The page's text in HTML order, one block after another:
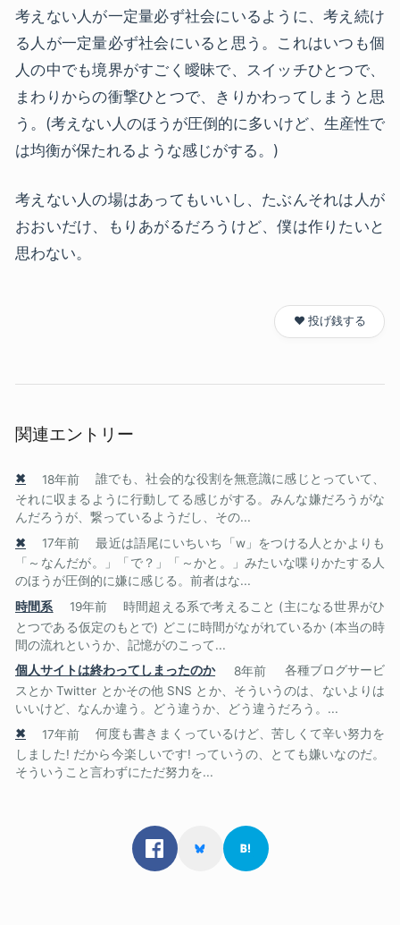
考えない人が一定量必ず社会にいるように、考え続け
る人が一定量必ず社会にいると思う。これはいつも個
人の中でも境界がすごく曖昧で、スイッチひとつで、
まわりからの衝撃ひとつで、きりかわってしまうと思
う。(考えない人のほうが圧倒的に多いけど、生産性で
は均衡が保たれるような感じがする。)
考えない人の場はあってもいいし、たぶんそれは人が
おおいだけ、もりあがるだろうけど、僕は作りたいと
思わない。
❤️ 投げ銭する
関連エントリー
✖ 18年前
誰でも、社会的な役割を無意識に感じとっていて、
それに収まるように行動してる感じがする。みんな嫌だろうがな
んだろうが、繋っているようだし、その...
✖
17年前
最近は語尾にいちいち「w」をつける人とかよりも
「～なんだが。」「で？」「～かと。」みたいな喋りかたする人
のほうが圧倒的に嫌に感じる。前者はな...
時間系
19年前
時間超える系で考えること (主になる世界がひ
とつである仮定のもとで) どこに時間がながれているか (本当の時
間の流れというか、記憶がのこって...
個人サイトは終わってしまったのか
8年前
各種ブログサービ
スとか Twitter とかその他 SNS とか、そういうのは、ないよりは
いいけど、なんか違う。どう違うか、どう違うだろう。...
✖
17年前
何度も書きまくっているけど、苦しくて辛い努力を
しました! だから今楽しいです! っていうの、とても嫌いなのだ。
そういうこと言わずにただ努力を...